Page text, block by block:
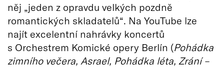
něj „jeden z opravdu velkých pozdně
romantických skladatelů“. Na YouTube lze
najít excelentní nahrávky koncertů
s Orchestrem Komické opery Berlín (Pohádka
zimního večera, Asrael, Pohádka léta, Zrání –